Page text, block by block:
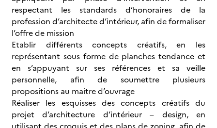
respectant les standards d’honoraires de la
profession d’architecte d’intérieur, afin de formaliser
l’offre de mission
Etablir différents concepts créatifs, en les
représentant sous forme de planches tendance et
en s’appuyant sur ses références et sa veille
personnelle, afin de soumettre plusieurs
propositions au maitre d’ouvrage
Réaliser les esquisses des concepts créatifs du
projet d’architecture d’intérieur – design, en